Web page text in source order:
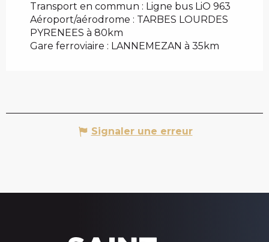
Transport en commun : Ligne bus LiO 963
Aéroport/aérodrome : TARBES LOURDES
PYRENEES à 80km
Gare ferroviaire : LANNEMEZAN à 35km
Signaler une erreur